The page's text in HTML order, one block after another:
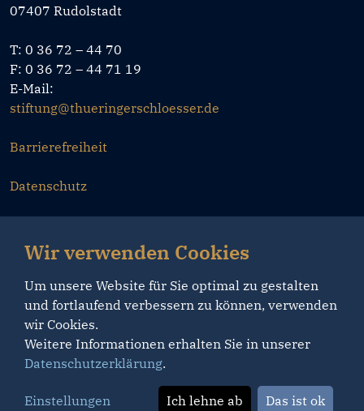
07407 Rudolstadt
T: 0 36 72 – 44 70
F: 0 36 72 – 44 71 19
E-Mail:
stiftung@thueringerschloesser.de
Barrierefreiheit
Datenschutz
Wir verwenden Cookies
Um unsere Website für Sie optimal zu gestalten
und fortlaufend verbessern zu können, verwenden
wir Cookies.
Weitere Informationen erhalten Sie in unserer
Datenschutzerklärung.
Einstellungen Ich lehne ab Das ist ok